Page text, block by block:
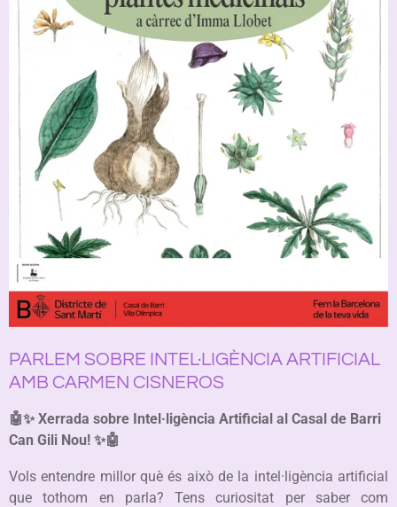
PARLEM SOBRE INTEL·LIGÈNCIA ARTIFICIAL
AMB CARMEN CISNEROS
🤖✨ Xerrada sobre Intel·ligència Artificial al Casal de Barri
Can Gili Nou! ✨🤖
Vols entendre millor què és això de la intel·ligència artificial
que tothom en parla? Tens curiositat per saber com